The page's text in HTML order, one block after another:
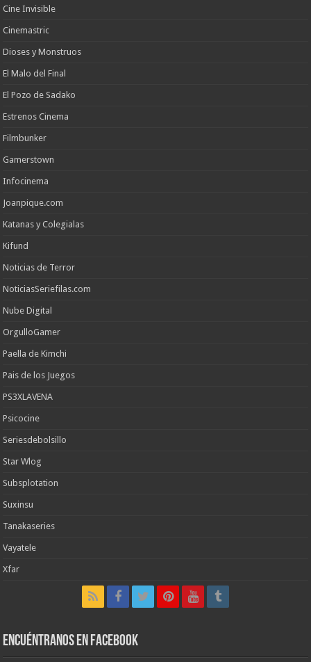
Cine Invisible
Cinemastric
Dioses y Monstruos
El Malo del Final
El Pozo de Sadako
Estrenos Cinema
Filmbunker
Gamerstown
Infocinema
Joanpique.com
Katanas y Colegialas
Kifund
Noticias de Terror
NoticiasSeriefilas.com
Nube Digital
OrgulloGamer
Paella de Kimchi
Pais de los Juegos
PS3XLAVENA
Psicocine
Seriesdebolsillo
Star Wlog
Subsplotation
Suxinsu
Tanakaseries
Vayatele
Xfar
Encuéntranos en Facebook